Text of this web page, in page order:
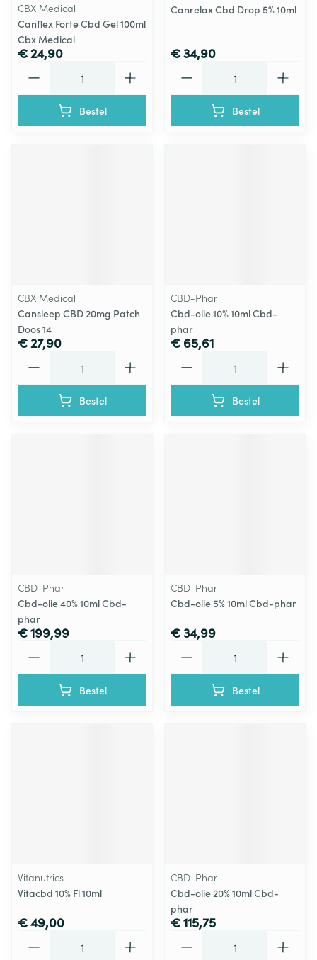
CBX Medical
Canflex Forte Cbd Gel 100ml
Cbx Medical
€ 24,90
Bestel
Canrelax Cbd Drop 5% 10ml
€ 34,90
Bestel
CBX Medical
Cansleep CBD 20mg Patch
Doos 14
€ 27,90
Bestel
CBD-Phar
Cbd-olie 10% 10ml Cbd-
phar
€ 65,61
Bestel
CBD-Phar
Cbd-olie 40% 10ml Cbd-
phar
€ 199,99
Bestel
CBD-Phar
Cbd-olie 5% 10ml Cbd-phar
€ 34,99
Bestel
Vitanutrics
Vitacbd 10% Fl 10ml
€ 49,00
CBD-Phar
Cbd-olie 20% 10ml Cbd-
phar
€ 115,75